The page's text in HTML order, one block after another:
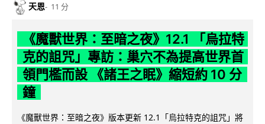
天恩 11 分
《魔獸世界：至暗之夜》12.1 「烏拉特
克的詛咒」專訪：巢穴不為提高世界首
領門檻而設 《諸王之眠》縮短約 10 分
鐘
《魔獸世界：至暗之夜》版本更新 12.1「烏拉特克的詛咒」將